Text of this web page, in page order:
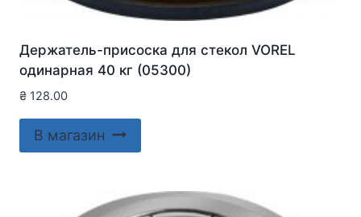
Держатель-присоска для стекол VOREL
одинарная 40 кг (05300)
₴ 128.00
В магазин